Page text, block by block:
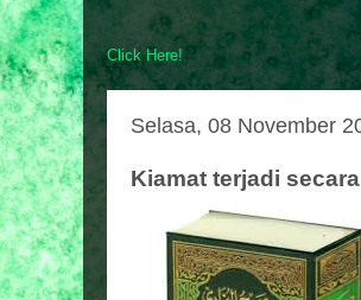
Click Here!
Selasa, 08 November
Kiamat terjadi